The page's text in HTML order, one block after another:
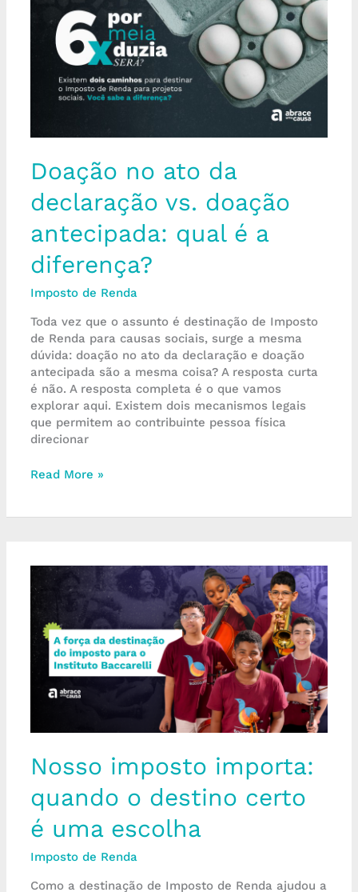
Doação no ato da
declaração vs. doação
antecipada: qual é a
diferença?
Imposto de Renda
Toda vez que o assunto é destinação de Imposto
de Renda para causas sociais, surge a mesma
dúvida: doação no ato da declaração e doação
antecipada são a mesma coisa? A resposta curta
é não. A resposta completa é o que vamos
explorar aqui. Existem dois mecanismos legais
que permitem ao contribuinte pessoa física
direcionar
declaração
doação
antecipada:
diferença?
Read More »
Nosso imposto importa:
quando o destino certo
é uma escolha
Imposto de Renda
Como a destinação de Imposto de Renda ajudou a
Nosso
imposto
quando
destino
certo